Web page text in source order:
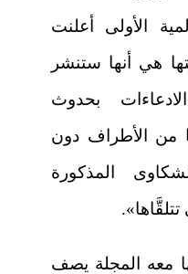
الأولى أعلنت
هي أنها ستنشر
بحدوث
من الأطراف دون
المذكورة
معه المجلة يصف